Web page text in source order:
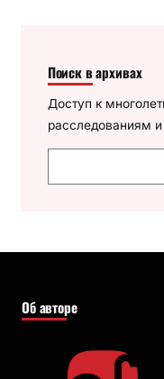
Поиск в архивах
Доступ к
расследованиям
о
к
Об авторе